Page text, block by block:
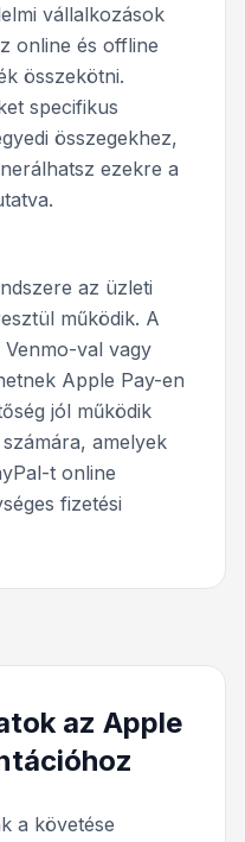
vállalkozások
online és offline
összekötni.
specifikus
összegekhez,
ezekre a
az üzleti
működik. A
val vagy
Apple Pay-en
jól működik
amelyek
t online
fizetési
az Apple
a követése